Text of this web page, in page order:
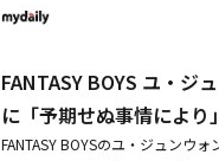
の将来を考え、最後まで和解の
あったかを尋ねたところ、「韓
のないケースはユ・ジュンウォ
中という非常にデリケートな時
なスケジュールを強行する姿から
コンサート2回のチケットが完売
やユニットなど、本人が望む道
えてみる」と言って席を立った
する意思がある」と返答したとい
HUNKY STUDIOとの協議なしに
FANTASY BOYSのファンからの
身のSNSアカウントを通じて「
になった」とし、3月7日と8日に
回のファンミーティングには、日
FANTASY BOYS ユ・ジ
に「予期せぬ事情により」
FANTASY BOYSのユ・ジュンウ